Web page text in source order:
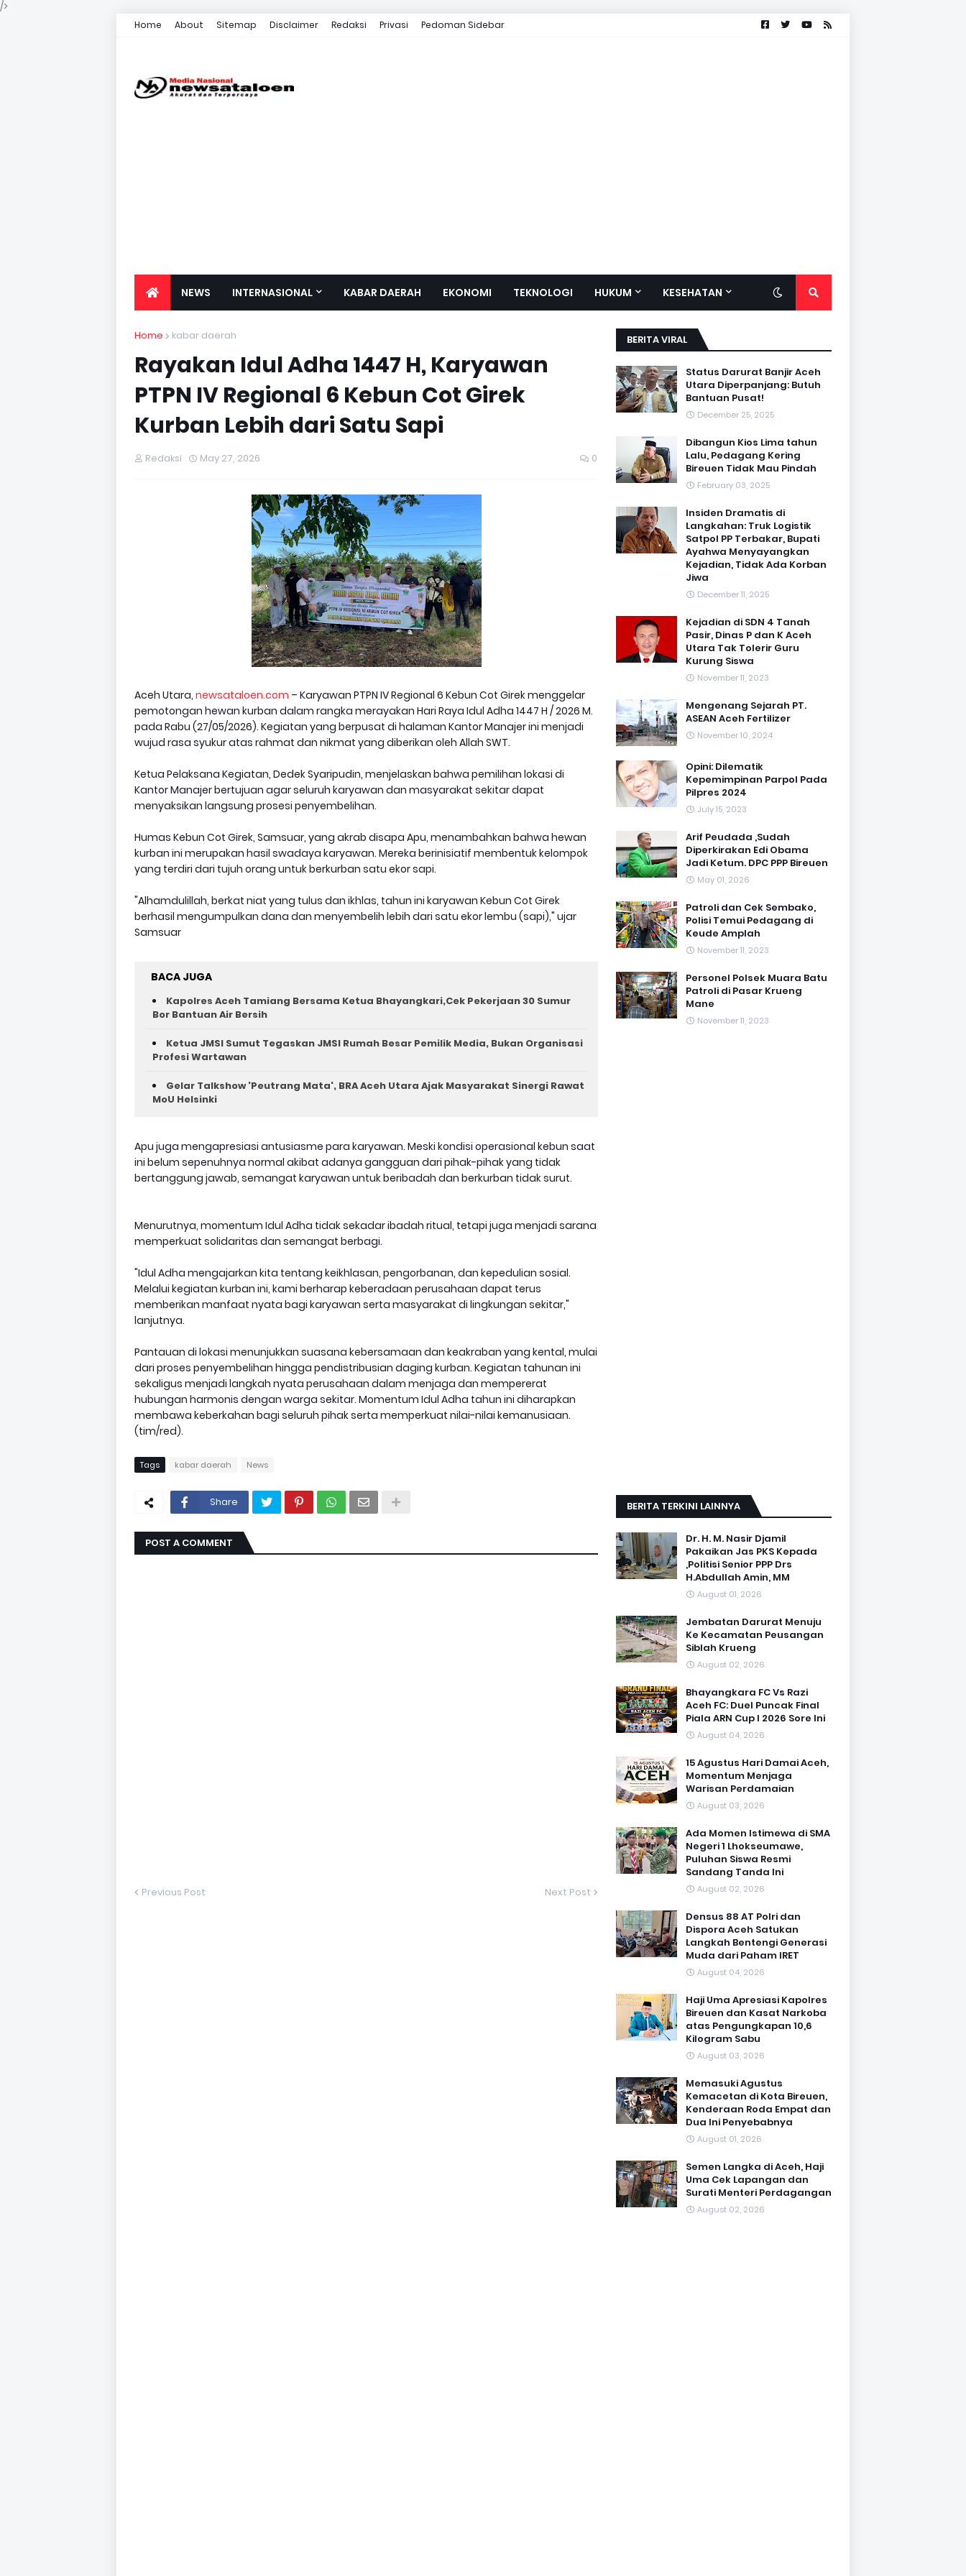
/>
Home About Sitemap Disclaimer Redaksi Privasi Pedoman Sidebar
NEWS INTERNASIONAL KABAR DAERAH EKONOMI TEKNOLOGI HUKUM KESEHATAN
Home kabar daerah
Rayakan Idul Adha 1447 H, Karyawan
PTPN IV Regional 6 Kebun Cot Girek
Kurban Lebih dari Satu Sapi
Redaksi May 27, 2026 0
Aceh Utara, newsataloen.com – Karyawan PTPN IV Regional 6 Kebun Cot Girek menggelar
pemotongan hewan kurban dalam rangka merayakan Hari Raya Idul Adha 1447 H / 2026 M.
pada Rabu (27/05/2026). Kegiatan yang berpusat di halaman Kantor Manajer ini menjadi
wujud rasa syukur atas rahmat dan nikmat yang diberikan oleh Allah SWT.
Ketua Pelaksana Kegiatan, Dedek Syaripudin, menjelaskan bahwa pemilihan lokasi di
Kantor Manajer bertujuan agar seluruh karyawan dan masyarakat sekitar dapat
menyaksikan langsung prosesi penyembelihan.
Humas Kebun Cot Girek, Samsuar, yang akrab disapa Apu, menambahkan bahwa hewan
kurban ini merupakan hasil swadaya karyawan. Mereka berinisiatif membentuk kelompok
yang terdiri dari tujuh orang untuk berkurban satu ekor sapi.
"Alhamdulillah, berkat niat yang tulus dan ikhlas, tahun ini karyawan Kebun Cot Girek
berhasil mengumpulkan dana dan menyembelih lebih dari satu ekor lembu (sapi)," ujar
Samsuar
BACA JUGA
Kapolres Aceh Tamiang Bersama Ketua Bhayangkari,Cek Pekerjaan 30 Sumur
Bor Bantuan Air Bersih
Ketua JMSI Sumut Tegaskan JMSI Rumah Besar Pemilik Media, Bukan Organisasi
Profesi Wartawan
Gelar Talkshow 'Peutrang Mata', BRA Aceh Utara Ajak Masyarakat Sinergi Rawat
MoU Helsinki
Apu juga mengapresiasi antusiasme para karyawan. Meski kondisi operasional kebun saat
ini belum sepenuhnya normal akibat adanya gangguan dari pihak-pihak yang tidak
bertanggung jawab, semangat karyawan untuk beribadah dan berkurban tidak surut.
Menurutnya, momentum Idul Adha tidak sekadar ibadah ritual, tetapi juga menjadi sarana
memperkuat solidaritas dan semangat berbagi.
"Idul Adha mengajarkan kita tentang keikhlasan, pengorbanan, dan kepedulian sosial.
Melalui kegiatan kurban ini, kami berharap keberadaan perusahaan dapat terus
memberikan manfaat nyata bagi karyawan serta masyarakat di lingkungan sekitar,"
lanjutnya.
Pantauan di lokasi menunjukkan suasana kebersamaan dan keakraban yang kental, mulai
dari proses penyembelihan hingga pendistribusian daging kurban. Kegiatan tahunan ini
sekaligus menjadi langkah nyata perusahaan dalam menjaga dan mempererat
hubungan harmonis dengan warga sekitar. Momentum Idul Adha tahun ini diharapkan
membawa keberkahan bagi seluruh pihak serta memperkuat nilai-nilai kemanusiaan.
(tim/red).
Tags kabar daerah News
Share
POST A COMMENT
Previous Post Next Post
BERITA VIRAL
Status Darurat Banjir Aceh
Utara Diperpanjang: Butuh
Bantuan Pusat!
December 25, 2025
Dibangun Kios Lima tahun
Lalu, Pedagang Kering
Bireuen Tidak Mau Pindah
February 03, 2025
Insiden Dramatis di
Langkahan: Truk Logistik
Satpol PP Terbakar, Bupati
Ayahwa Menyayangkan
Kejadian, Tidak Ada Korban
Jiwa
December 11, 2025
Kejadian di SDN 4 Tanah
Pasir, Dinas P dan K Aceh
Utara Tak Tolerir Guru
Kurung Siswa
November 11, 2023
Mengenang Sejarah PT.
ASEAN Aceh Fertilizer
November 10, 2024
Opini: Dilematik
Kepemimpinan Parpol Pada
Pilpres 2024
July 15, 2023
Arif Peudada ,Sudah
Diperkirakan Edi Obama
Jadi Ketum. DPC PPP Bireuen
May 01, 2026
Patroli dan Cek Sembako,
Polisi Temui Pedagang di
Keude Amplah
November 11, 2023
Personel Polsek Muara Batu
Patroli di Pasar Krueng
Mane
November 11, 2023
BERITA TERKINI LAINNYA
Dr. H. M. Nasir Djamil
Pakaikan Jas PKS Kepada
,Politisi Senior PPP Drs
H.Abdullah Amin, MM
August 01, 2026
Jembatan Darurat Menuju
Ke Kecamatan Peusangan
Siblah Krueng
August 02, 2026
Bhayangkara FC Vs Razi
Aceh FC: Duel Puncak Final
Piala ARN Cup I 2026 Sore Ini
August 04, 2026
15 Agustus Hari Damai Aceh,
Momentum Menjaga
Warisan Perdamaian
August 03, 2026
Ada Momen Istimewa di SMA
Negeri 1 Lhokseumawe,
Puluhan Siswa Resmi
Sandang Tanda Ini
August 02, 2026
Densus 88 AT Polri dan
Dispora Aceh Satukan
Langkah Bentengi Generasi
Muda dari Paham IRET
August 04, 2026
Haji Uma Apresiasi Kapolres
Bireuen dan Kasat Narkoba
atas Pengungkapan 10,6
Kilogram Sabu
August 03, 2026
Memasuki Agustus
Kemacetan di Kota Bireuen,
Kenderaan Roda Empat dan
Dua Ini Penyebabnya
August 01, 2026
Semen Langka di Aceh, Haji
Uma Cek Lapangan dan
Surati Menteri Perdagangan
August 02, 2026